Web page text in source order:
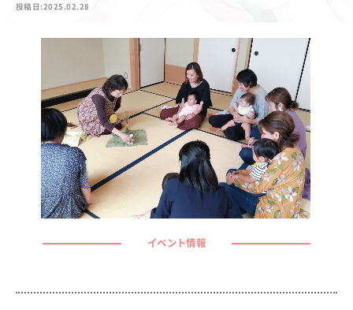
投稿日:2025.02.28
イベント情報